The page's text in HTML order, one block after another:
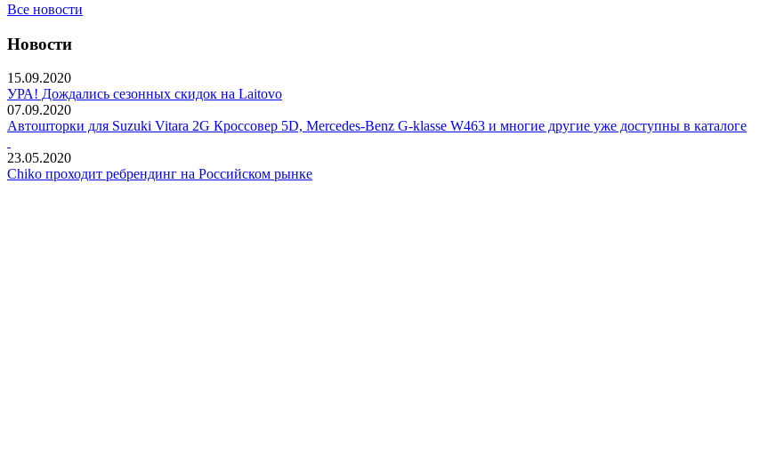
Все новости
Новости
15.09.2020
УРА! Дождались сезонных скидок на Laitovo
07.09.2020
Автошторки для Suzuki Vitara 2G Кроссовер 5D, Mercedes-Benz G-klasse W463 и многие другие уже доступны в каталоге
23.05.2020
Chiko проходит ребрендинг на Российском рынке